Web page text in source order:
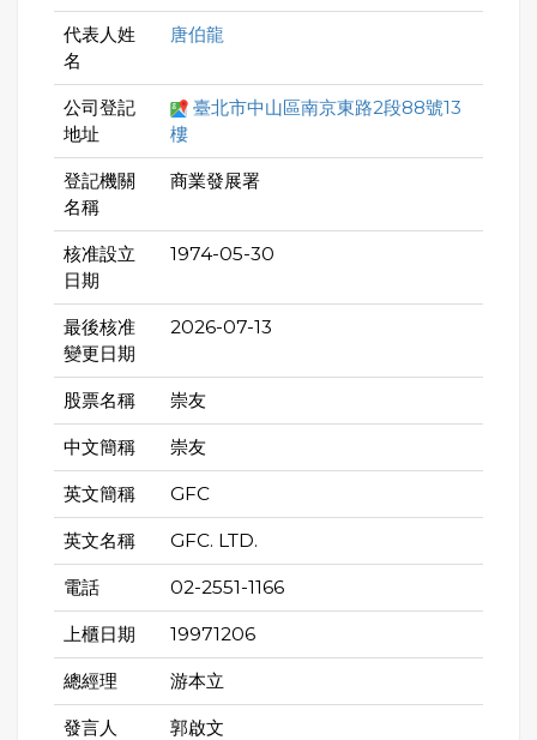
代表人姓
名
唐伯龍
公司登記
地址
臺北市中山區南京東路2段88號13
樓
登記機關
名稱
商業發展署
核准設立
日期
1974-05-30
最後核准
變更日期
2026-07-13
股票名稱 崇友
中文簡稱 崇友
英文簡稱 GFC
英文名稱 GFC. LTD.
電話 02-2551-1166
上櫃日期 19971206
總經理 游本立
發言人 郭啟文